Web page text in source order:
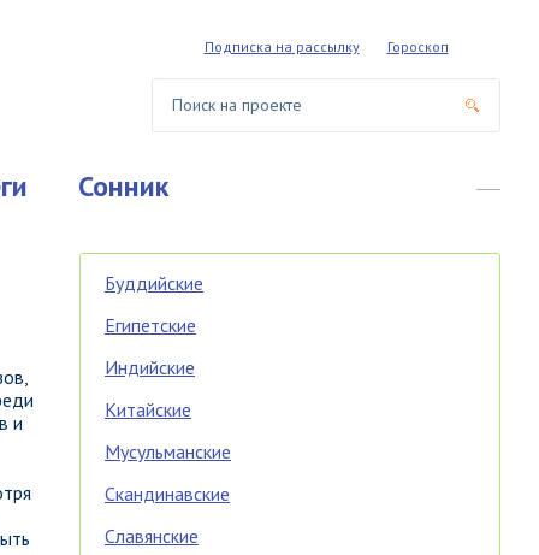
Подписка на рассылку Гороскоп
Сонник
и
Буддийские
Египетские
Индийские
Китайские
Мусульманские
Скандинавские
Славянские